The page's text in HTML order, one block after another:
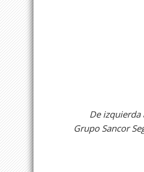
De izquierda
Grupo Sancor